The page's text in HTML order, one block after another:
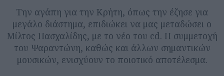
Την αγάπη για την Κρήτη, όπως την έζησε για
μεγάλο διάστημα, επιδιώκει να μας μεταδώσει ο
Μίλτος Πασχαλίδης, με το νέο του cd. Η συμμετοχή
του Ψαραντώνη, καθώς και άλλων σημαντικών
μουσικών, ενισχύουν το ποιοτικό αποτέλεσμα.